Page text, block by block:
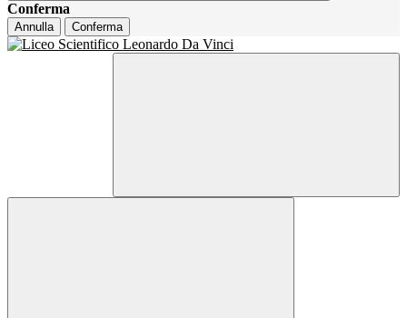
Conferma
Annulla Conferma